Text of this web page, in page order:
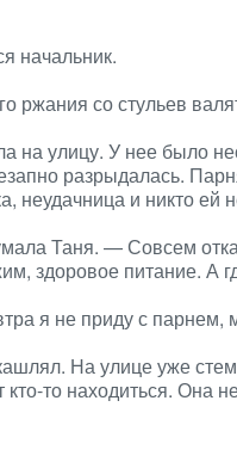
начальник.
ржания со стульев
улицу. У нее было
разрыдалась.
неудачница и никто ей
Таня. — Совсем
здоровое питание. А
я не приду с парнем,
На улице уже
то находиться. Она